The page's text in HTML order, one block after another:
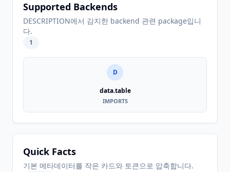
Supported Backends
DESCRIPTION에서 감지한 backend 관련 package입니
다.
1
D
data.table
IMPORTS
Quick Facts
기본 메타데이터를 작은 카드와 토큰으로 압축합니다.